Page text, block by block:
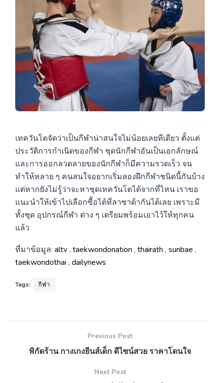
เทควันโดจัดว่าเป็นกีฬาน่าสนใจไม่น้อยเลยทีเดียว ตั้งแต่
ประวัติการกำเนิดของกีฬา ชุดนักกีฬาอันเป็นเอกลักษณ์
และการออกลวดลายของนักกีฬาก็มีความรวดเร็ว จน
ทำให้หลาย ๆ คนสนใจอยากเริ่มลองฝึกกีฬาชนิดนี้กันบ้าง
แต่หากยังไม่รู้ว่าจะหาชุดเทควันโดได้จากที่ไหน เราขอ
แนะนำให้เข้าไปเลือกซื้อได้ที่ลาซาด้ากันได้เลย เพราะมี
ทั้งชุด อุปกรณ์กีฬา ต่าง ๆ เตรียมพร้อมเอาไว้ให้ทุกคน
แล้ว
ที่มาข้อมูล: altv, taekwondonation , thairath , sunbae ,
taekwondothai , dailynews
Tags: กีฬา
Previous Post
พิกัดร้าน กางเกงยีนส์เด็ก ดีไซน์สวย ราคาโดนใจ
Next Post